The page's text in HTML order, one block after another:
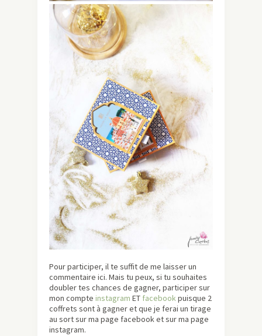
Pour participer, il te suffit de me laisser un
commentaire ici. Mais tu peux, si tu souhaites
doubler tes chances de gagner, participer sur
mon compte instagram ET facebookpuisque 2
coffrets sont à gagner et que je ferai un tirage
au sort sur ma page facebook et sur ma page
instagram.